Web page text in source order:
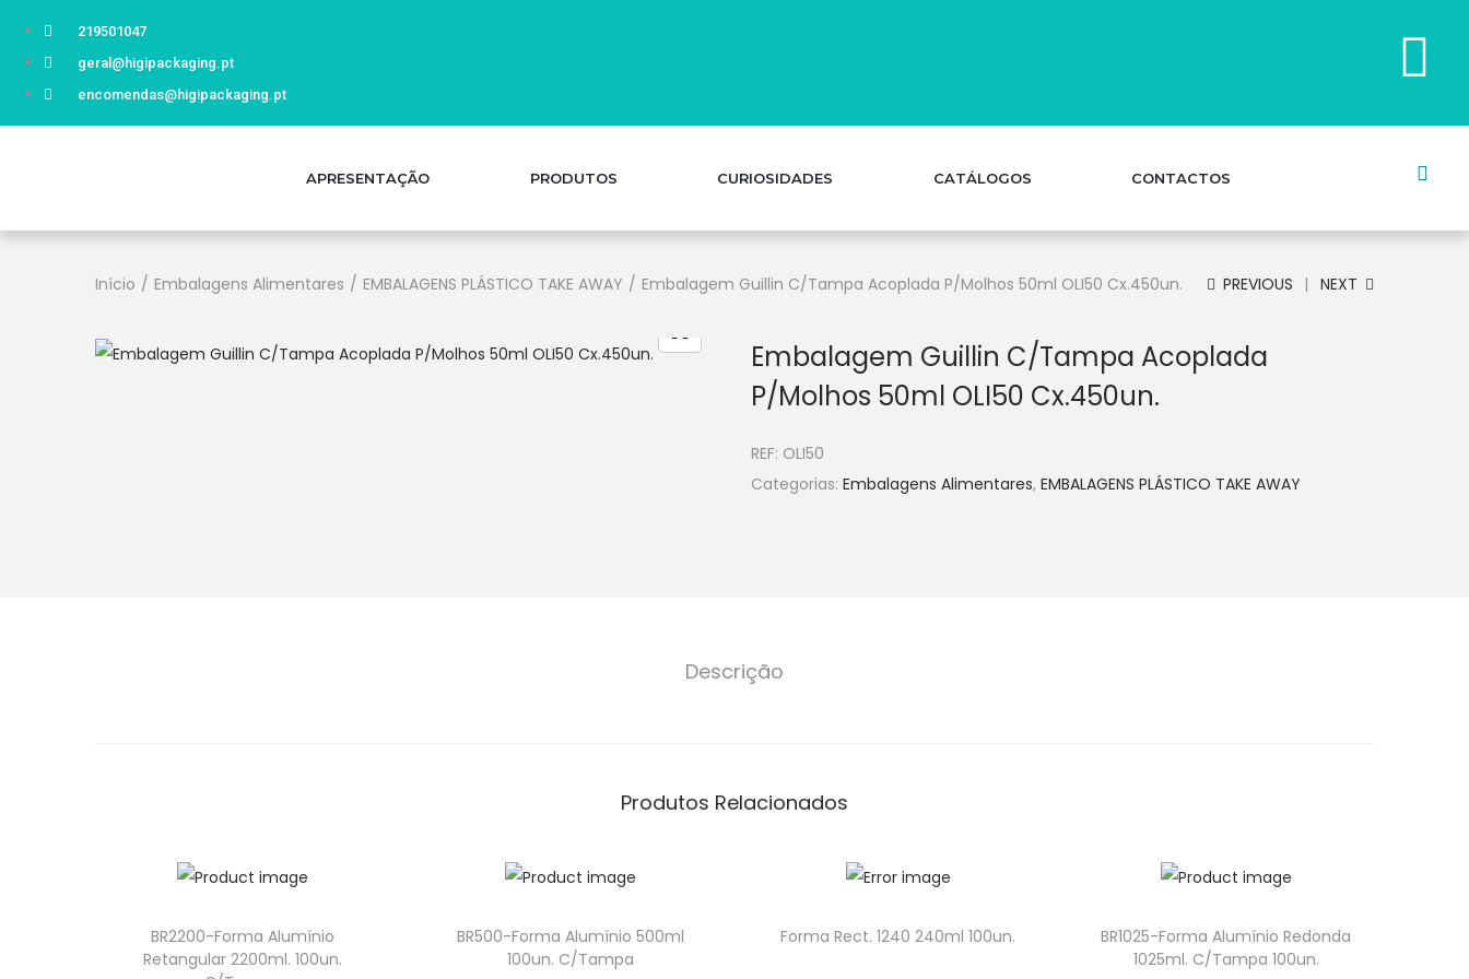
219501047
geral@higipackaging.pt
encomendas@higipackaging.pt
APRESENTAÇÃO PRODUTOS CURIOSIDADES CATÁLOGOS CONTACTOS
Início / Embalagens Alimentares / EMBALAGENS PLÁSTICO TAKE AWAY / Embalagem Guillin C/Tampa Acoplada P/Molhos 50ml OLI50 Cx.450un. PREVIOUS NEXT
Embalagem Guillin C/Tampa Acoplada
P/Molhos 50ml OLI50 Cx.450un.
REF: OLI50
Categorias: Embalagens Alimentares, EMBALAGENS PLÁSTICO TAKE AWAY
Descrição
Produtos Relacionados
BR2200-Forma Alumínio
Retangular 2200ml. 100un.
BR500-Forma Alumínio 500ml
100un. C/Tampa
Forma Rect. 1240 240ml 100un.
BR1025-Forma Alumínio Redonda
1025ml. C/Tampa 100un.